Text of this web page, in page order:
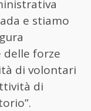
e stiamo
delle forze
di volontari
di